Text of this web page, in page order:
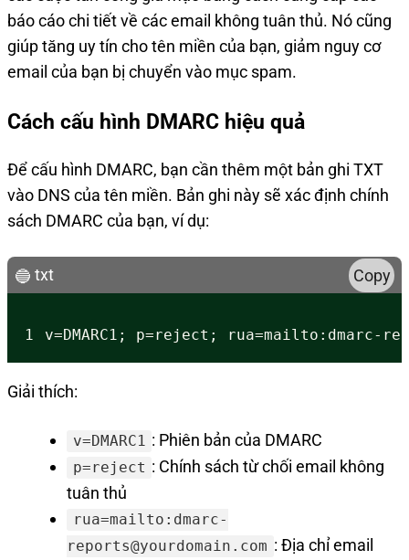
báo cáo chi tiết về các email không tuân thủ. Nó cũng
giúp tăng uy tín cho tên miền của bạn, giảm nguy cơ
email của bạn bị chuyển vào mục spam.
Cách cấu hình DMARC hiệu quả
Để cấu hình DMARC, bạn cần thêm một bản ghi TXT
vào DNS của tên miền. Bản ghi này sẽ xác định chính
sách DMARC của bạn, ví dụ:
txt Copy
1 v=DMARC1; p=reject; rua=mailto: dmarc-
Giải thích:
v=DMARC1 : Phiên bản của DMARC
p=reject : Chính sách từ chối email không
tuân thủ
rua=mailto: dmarc-
reports@yourdomain.com : Địa chỉ email